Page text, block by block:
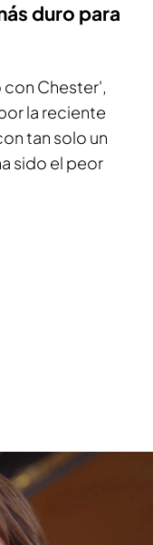
duro para
con Chester',
la reciente
tan solo un
sido el peor
su hija
su